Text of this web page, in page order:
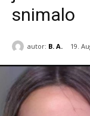
snimalo
autor: B. A. 19.